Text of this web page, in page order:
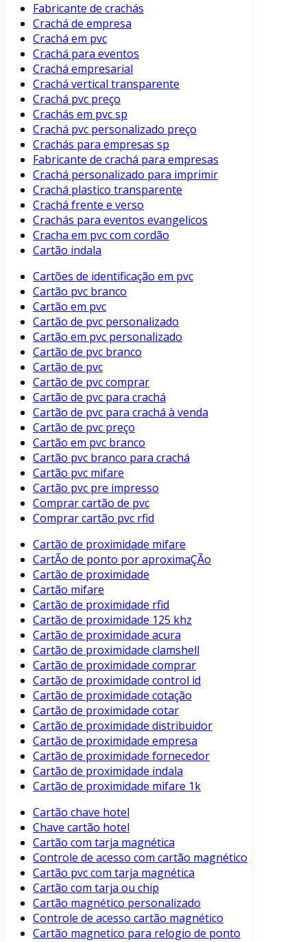
Fabricante de crachás
Crachá de empresa
Crachá em pvc
Crachá para eventos
Crachá empresarial
Crachá vertical transparente
Crachá pvc preço
Crachás em pvc sp
Crachá pvc personalizado preço
Crachás para empresas sp
Fabricante de crachá para empresas
Crachá personalizado para imprimir
Crachá plastico transparente
Crachá frente e verso
Crachás para eventos evangelicos
Cracha em pvc com cordão
Cartão indala
Cartões de identificação em pvc
Cartão pvc branco
Cartão em pvc
Cartão de pvc personalizado
Cartão em pvc personalizado
Cartão de pvc branco
Cartão de pvc
Cartão de pvc comprar
Cartão de pvc para crachá
Cartão de pvc para crachá à venda
Cartão de pvc preço
Cartão em pvc branco
Cartão pvc branco para crachá
Cartão pvc mifare
Cartão pvc pre impresso
Comprar cartão de pvc
Comprar cartão pvc rfid
Cartão de proximidade mifare
CartÃo de ponto por aproximaÇÃo
Cartão de proximidade
Cartão mifare
Cartão de proximidade rfid
Cartão de proximidade 125 khz
Cartão de proximidade acura
Cartão de proximidade clamshell
Cartão de proximidade comprar
Cartão de proximidade control id
Cartão de proximidade cotação
Cartão de proximidade cotar
Cartão de proximidade distribuidor
Cartão de proximidade empresa
Cartão de proximidade fornecedor
Cartão de proximidade indala
Cartão de proximidade mifare 1k
Cartão chave hotel
Chave cartão hotel
Cartão com tarja magnética
Controle de acesso com cartão magnético
Cartão pvc com tarja magnética
Cartão com tarja ou chip
Cartão magnético personalizado
Controle de acesso cartão magnético
Cartão magnetico para relogio de ponto